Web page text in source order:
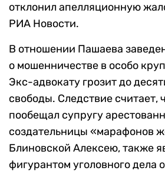
отклонил апелляционную
РИА Новости.
В отношении Пашаева
о мошенничестве в особо
Экс-адвокату грозит до
свободы. Следствие считает,
пообещал супругу
создательницы «марафонов
Блиновской Алексею, также
фигурантом уголовного дела